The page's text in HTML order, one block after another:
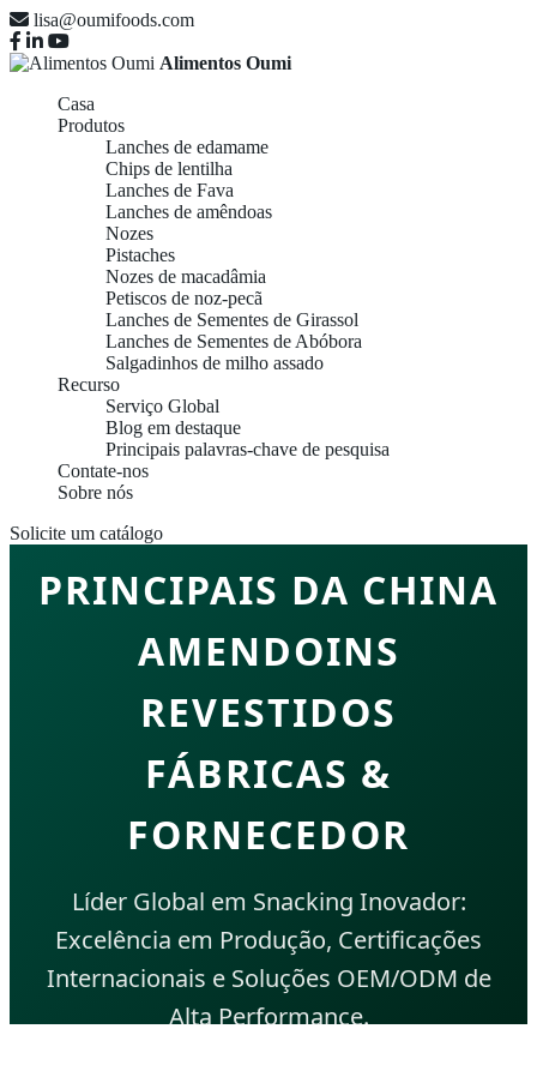
lisa@oumifoods.com
Alimentos Oumi
Casa
Produtos
Lanches de edamame
Chips de lentilha
Lanches de Fava
Lanches de amêndoas
Nozes
Pistaches
Nozes de macadâmia
Petiscos de noz-pecã
Lanches de Sementes de Girassol
Lanches de Sementes de Abóbora
Salgadinhos de milho assado
Recurso
Serviço Global
Blog em destaque
Principais palavras-chave de pesquisa
Contate-nos
Sobre nós
Solicite um catálogo
PRINCIPAIS DA CHINA
AMENDOINS
REVESTIDOS
FÁBRICAS &
FORNECEDOR
Líder Global em Snacking Inovador:
Excelência em Produção, Certificações
Internacionais e Soluções OEM/ODM de
Alta Performance.